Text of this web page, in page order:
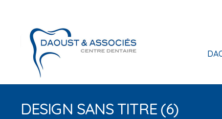
DESIGN SANS TITRE (6)